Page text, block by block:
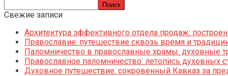
Поиск
Свежие записи
Архитектура эффективного отдела продаж:
Православие: путешествие сквозь время и
Паломничество в православные храмы: духовные
Православное паломничество: летопись духовных
Духовное путешествие: сокровенный Кавказ за